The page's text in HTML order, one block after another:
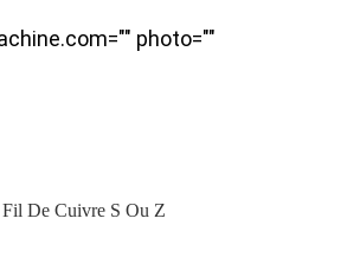
photo=""
De Cuivre S Ou Z